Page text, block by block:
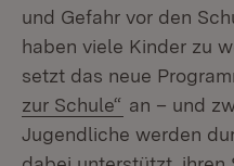
und Gefahr vor den
haben viele Kinder zu
setzt das neue
zur Schule“ (Öffnet in
an – und
Jugendliche werden